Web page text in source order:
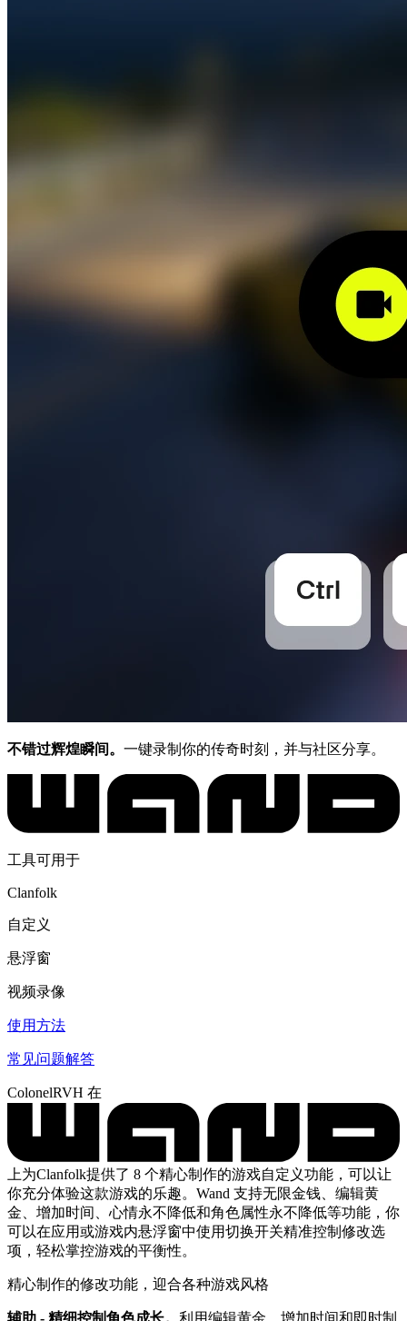
不错过辉煌瞬间。 一键录制你的传奇时刻，并与社区分享。
工具可用于
Clanfolk
自定义
悬浮窗
视频录像
使用方法
常见问题解答
ColonelRVH 在
上为Clanfolk提供了 8 个精心制作的游戏自定义功能，可以让
你充分体验这款游戏的乐趣。Wand 支持无限金钱、编辑黄
金、增加时间、心情永不降低和角色属性永不降低等功能，你
可以在应用或游戏内悬浮窗中使用切换开关精准控制修改选
项，轻松掌控游戏的平衡性。
精心制作的修改功能，迎合各种游戏风格
辅助 - 精细控制角色成长。 利用编辑黄金、增加时间和即时制